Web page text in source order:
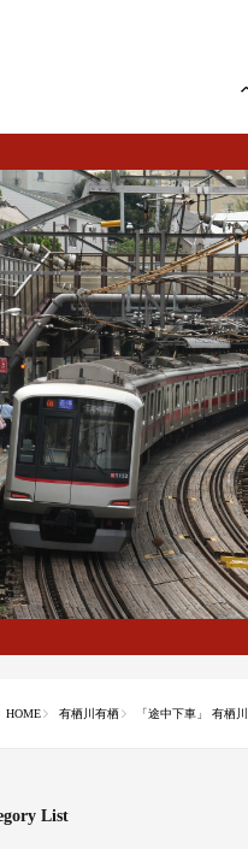
HOME 有栖川有栖 「途中下車」 有栖
List